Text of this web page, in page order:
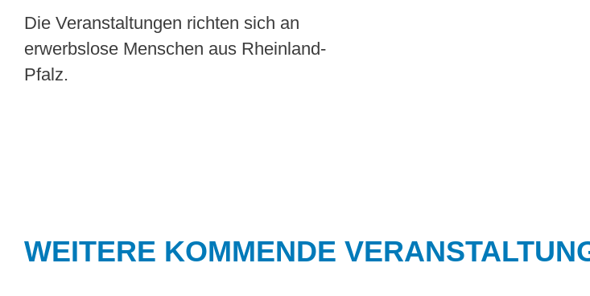
Die Veranstaltungen richten sich an
erwerbslose Menschen aus Rheinland-
Pfalz.
WEITERE KOMMENDE